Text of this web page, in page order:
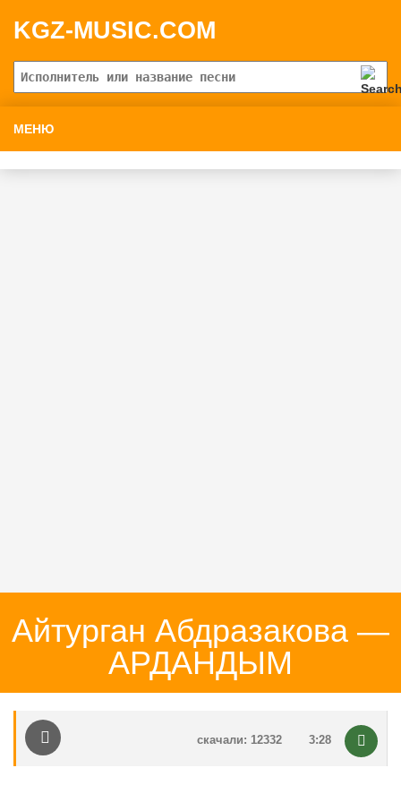
KGZ-MUSIC.COM
МЕНЮ
Айтурган Абдразакова —
АРДАНДЫМ
3:28
скачали: 12332